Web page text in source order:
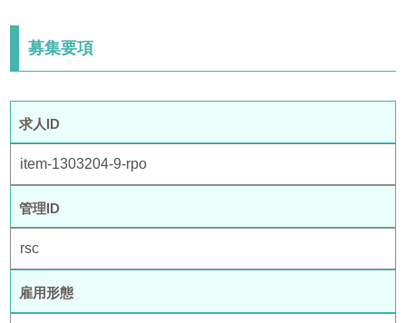
募集要項
求人ID
item-1303204-9-rpo
管理ID
rsc
雇用形態